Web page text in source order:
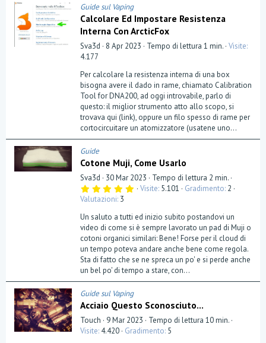
Guide sul Vaping
Calcolare Ed Impostare Resistenza
Interna Con ArcticFox
Sva3d 8 Apr 2023 Tempo di lettura 1 min. Visite
4.177
Per calcolare la resistenza interna di una box
bisogna avere il dado in rame, chiamato Calibration
Tool for DNA200, ad oggi introvabile, parlo di
questo: il miglior strumento atto allo scopo, si
trovava qui (link), oppure un filo spesso di rame per
cortocircuitare un atomizzatore (usatene uno...
Guide
Cotone Muji, Come Usarlo
Sva3d 30 Mar 2023
Tempo di lettura 2 min.
5
s
e
l
l
a
(
e
)
Visite 5.101 Gradimento 2
Valutazioni 3
Un saluto a tutti ed inizio subito postandovi un
video di come si è sempre lavorato un pad di Muji o
cotoni organici similari: Bene! Forse per il cloud di
un tempo poteva andare anche bene come regola.
Sta di fatto che se ne spreca un po' e si perde anche
un bel po' di tempo a stare, con...
Guide sul Vaping
Acciaio Questo Sconosciuto...
Touch 9 Mar 2023
Tempo di lettura 10 min.
Visite 4.420 Gradimento 5